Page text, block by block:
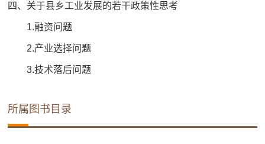
四、关于县乡工业发展的若干政策性思考
1.融资问题
2.产业选择问题
3.技术落后问题
所属图书目录